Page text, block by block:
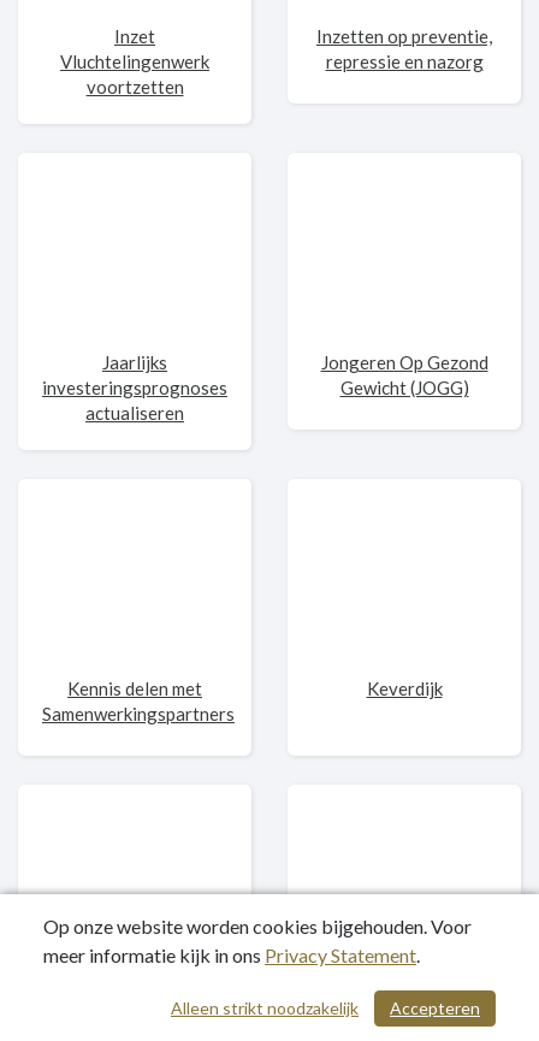
Inzet
Vluchtelingenwerk
voortzetten
Inzetten op preventie,
repressie en nazorg
Jaarlijks
investeringsprognoses
actualiseren
Jongeren Op Gezond
Gewicht (JOGG)
Kennis delen met
Samenwerkingspartners
Keverdijk
aan vervolgproces
Ligplaatsenverordening
Op onze website worden cookies bijgehouden. Voor
meer informatie kijk in ons Privacy Statement.
Accepteren
Alleen strikt noodzakelijk